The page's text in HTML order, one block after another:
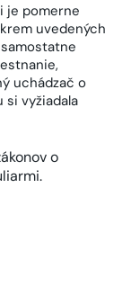
je pomerne
uvedených
uchádzač o
si vyžiadala